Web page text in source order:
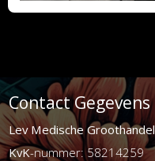
Contact Gegevens
Lev Medische
KvK-nummer: 58214259